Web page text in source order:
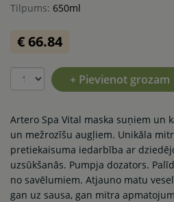
Tilpums: 650ml
€ 66.84
+ Pievienot grozam
Artero Spa Vital maska suņiem un
un mežrozīšu augļiem. Unikāla
pretiekaisuma iedarbība ar
uzsūkšanās. Pumpja dozators.
no savēlumiem. Atjauno matu
gan uz sausa, gan mitra